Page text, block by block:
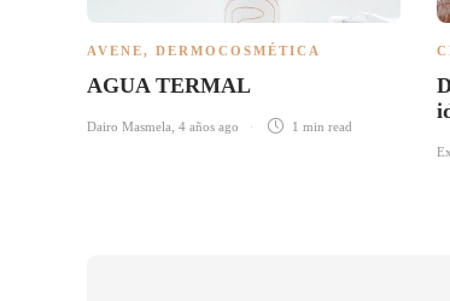
AVENE, DERMOCOSMÉTICA
AGUA TERMAL
Dairo Masmela 4 años ago 1 min read